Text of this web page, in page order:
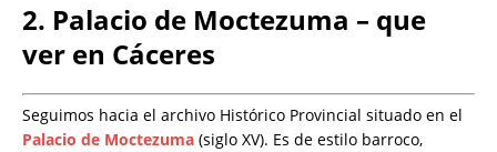
2. Palacio de Moctezuma – que
ver en Cáceres
Seguimos hacia el archivo Histórico Provincial situado en el
Palacio de Moctezuma (siglo XV). Es de estilo barroco,